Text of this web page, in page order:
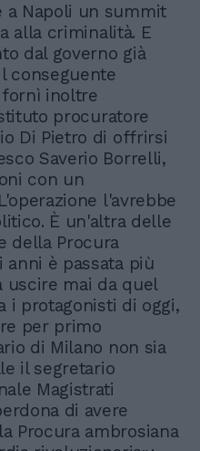
a Napoli un summit
alla criminalità. E
dal governo già
conseguente
fornì inoltre
procuratore
Di Pietro di offrirsi
Saverio Borrelli,
con un
l'avrebbe
È un'altra delle
della Procura
anni è passata più
uscire mai da quel
i protagonisti di oggi,
per primo
di Milano non sia
il segretario
Magistrati
di avere
Procura ambrosiana